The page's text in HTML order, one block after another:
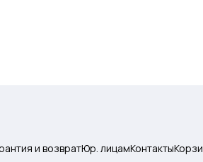
и возвратЮр. лицамКонтакты